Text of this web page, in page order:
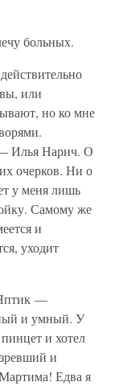
больных.
или
но ко мне
Илья Нарич. О
очерков. Ни о
у меня лишь
Самому же
и
уходит
—
и умный. У
и хотел
и
Едва я